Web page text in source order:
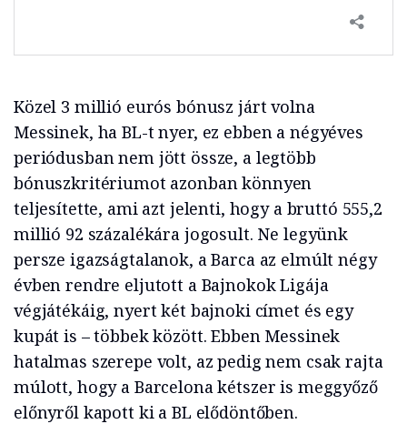
Közel 3 millió eurós bónusz járt volna
Messinek, ha BL-t nyer, ez ebben a négyéves
periódusban nem jött össze, a legtöbb
bónuszkritériumot azonban könnyen
teljesítette, ami azt jelenti, hogy a bruttó 555,2
millió 92 százalékára jogosult. Ne legyünk
persze igazságtalanok, a Barca az elmúlt négy
évben rendre eljutott a Bajnokok Ligája
végjátékáig, nyert két bajnoki címet és egy
kupát is – többek között. Ebben Messinek
hatalmas szerepe volt, az pedig nem csak rajta
múlott, hogy a Barcelona kétszer is meggyőző
előnyről kapott ki a BL elődöntőben.